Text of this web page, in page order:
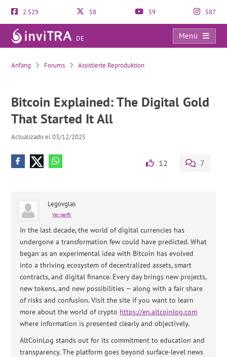
2.529 58 59 587
DE
Menü
Bitcoin Explained: The Digital Gold That Started It All
Anfang Forums Assistierte Reproduktion
Bitcoin Explained: The Digital Gold
That Started It All
Actualizado el 03/12/2025
12 7
Legovglas
Ver perfil
In the last decade, the world of digital currencies has
undergone a transformation few could have predicted. What
began as an experimental idea with Bitcoin has evolved
into a thriving ecosystem of decentralized assets, smart
contracts, and digital finance. Every day brings new projects,
new tokens, and new possibilities — along with a fair share
of risks and confusion. Visit the site if you want to learn
more about the world of crypto https://en.altcoinlog.com
where information is presented clearly and objectively.
AltCoinLog stands out for its commitment to education and
transparency. The platform goes beyond surface-level news